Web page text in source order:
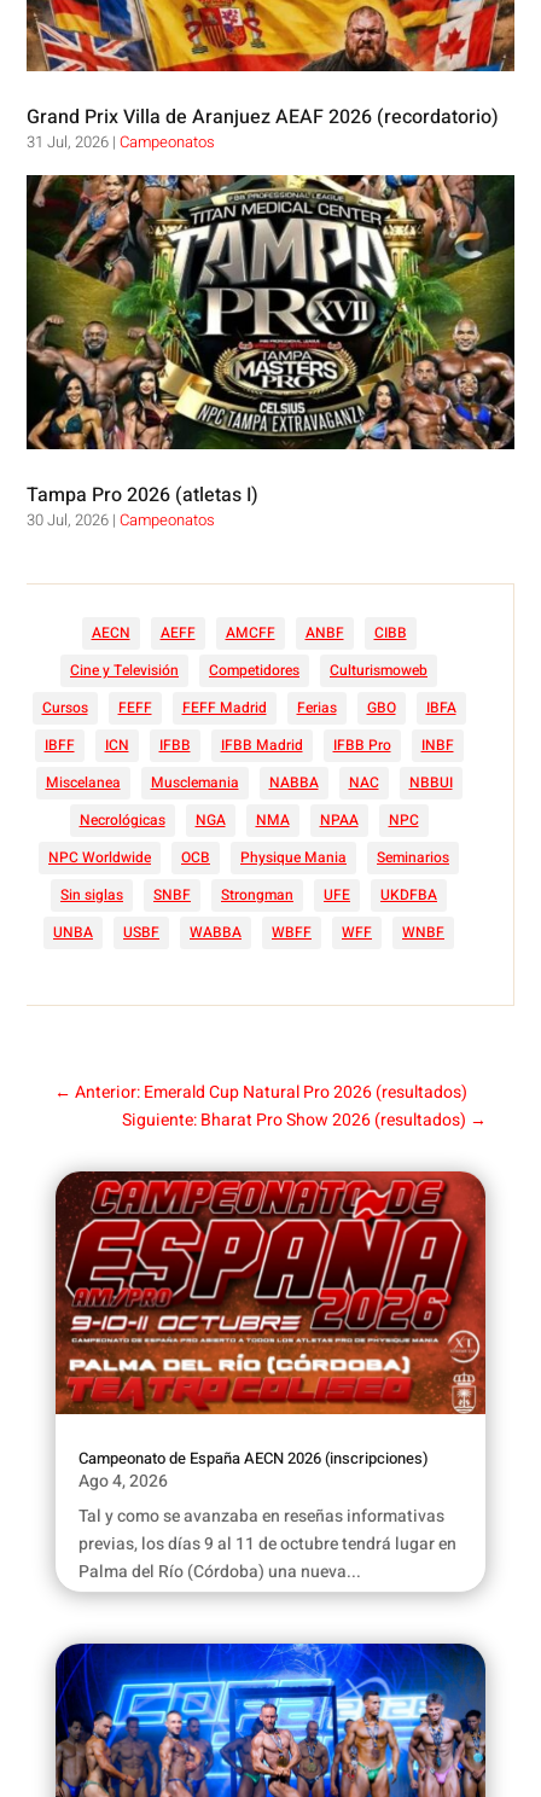
Grand Prix Villa de Aranjuez AEAF 2026 (recordatorio)
31 Jul, 2026 |Campeonatos
Tampa Pro 2026 (atletas I)
30 Jul, 2026 |Campeonatos
AECN AEFF AMCFF ANBF
CIBB
Cine y Televisión
Competidores
Culturismoweb
Cursos
FEFF FEFF Madrid Ferias GBO
IBFA
IBFF
ICN IFBB IFBB Madrid IFBB Pro
INBF
Miscelanea
Musclemania NABBA NAC
NBBUI
Necrológicas
NGA NMA NPAA
NPC
NPC Worldwide
OCB Physique Mania
Seminarios
Sin siglas
SNBF Strongman UFE
UKDFBA
UNBA
USBF WABBA WBFF WFF WNBF
← Anterior: Emerald Cup Natural Pro 2026 (resultados)
Siguiente: Bharat Pro Show 2026 (resultados) →
Campeonato de España AECN 2026 (inscripciones)
Ago 4, 2026
Tal y como se avanzaba en reseñas informativas
previas, los días 9 al 11 de octubre tendrá lugar en
Palma del Río (Córdoba) una nueva...